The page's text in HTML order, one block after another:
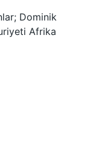
Dominik
Afrika